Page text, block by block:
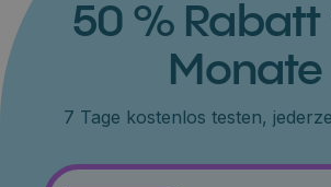
50 % Rabatt
Monate
7 Tage kostenlos testen,